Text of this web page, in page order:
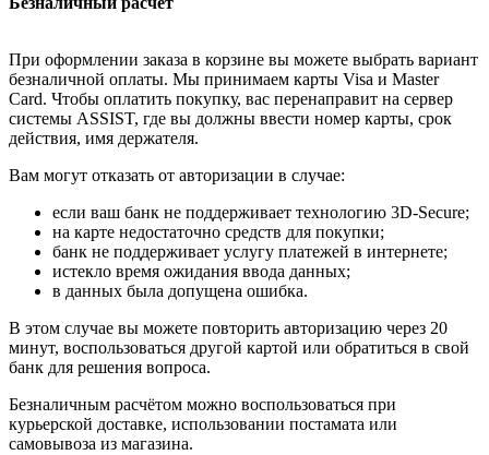
При оформлении заказа в корзине вы можете выбрать вариант
безналичной оплаты. Мы принимаем карты Visa и Master
Card. Чтобы оплатить покупку, вас перенаправит на сервер
системы ASSIST, где вы должны ввести номер карты, срок
действия, имя держателя.
Вам могут отказать от авторизации в случае:
если ваш банк не поддерживает технологию 3D-Secure;
на карте недостаточно средств для покупки;
банк не поддерживает услугу платежей в интернете;
истекло время ожидания ввода данных;
в данных была допущена ошибка.
В этом случае вы можете повторить авторизацию через 20
минут, воспользоваться другой картой или обратиться в свой
банк для решения вопроса.
Безналичным расчётом можно воспользоваться при
курьерской доставке, использовании постамата или
самовывоза из магазина.